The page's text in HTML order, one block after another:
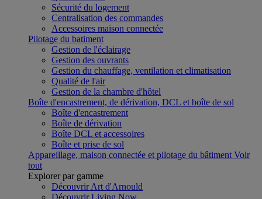
Sécurité du logement
Centralisation des commandes
Accessoires maison connectée
Pilotage du batiment
Gestion de l'éclairage
Gestion des ouvrants
Gestion du chauffage, ventilation et climatisation
Qualité de l'air
Gestion de la chambre d'hôtel
Boîte d'encastrement, de dérivation, DCL et boîte de sol
Boîte d'encastrement
Boîte de dérivation
Boîte DCL et accessoires
Boîte et prise de sol
Appareillage, maison connectée et pilotage du bâtiment Voir
tout
Explorer par gamme
Découvrir Art d'Arnould
Découvrir Living Now